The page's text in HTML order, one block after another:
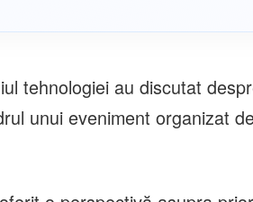
tehnologiei au discutat
unui eveniment organizat